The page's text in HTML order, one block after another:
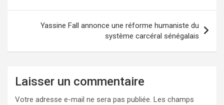
Yassine Fall annonce une réforme humaniste du
système carcéral sénégalais
Laisser un commentaire
Votre adresse e-mail ne sera pas publiée. Les champs